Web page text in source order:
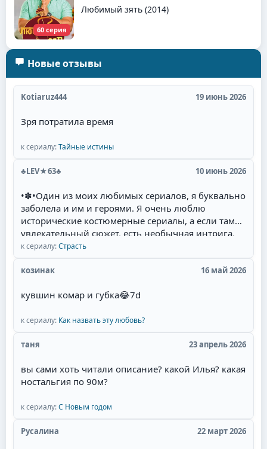
60 серия
Любимый зять (2014)
Новые отзывы
Kotiaruz444 19 июнь 2026
Зря потратила время
к сериалу:Тайные истины
♣LEV★63♣ 10 июнь 2026
•✽•Один из моих любимых сериалов, я буквально
заболела и им и героями. Я очень люблю
исторические костюмерные сериалы, а если там
увлекательный сюжет, есть необычная интрига,
красивые талантливые актёры(Фернандо Колунга,
Себастьян Рульи, Уильям Леви) и их
великолепная игра, то для меня наслаждение
захватывающий сюжет, съёмки в живописных
полное соответствие эпохе, великолепные наряды
актёров и конечно любимая тема в романах и
сериалах- ненависть перерастающая в бешеную
сюжета. у меня даже сложилась мысль, что это
экранизация одного из дамских любовных
которые мечтала увидеть на экране. Привлек сам
образ главного героя - пират.Отдельный респект
за отсутствие моего "любимейшего" сюжетного
к сериалу:Страсть
козинак 16 май 2026
кувшин комар и губка😂7d
к сериалу: Как назвать эту любовь?
таня 23 апрель 2026
вы сами хоть читали описание? какой Илья? какая
ностальгия по 90м?
к сериалу:С Новым годом
Русалина 22 март 2026